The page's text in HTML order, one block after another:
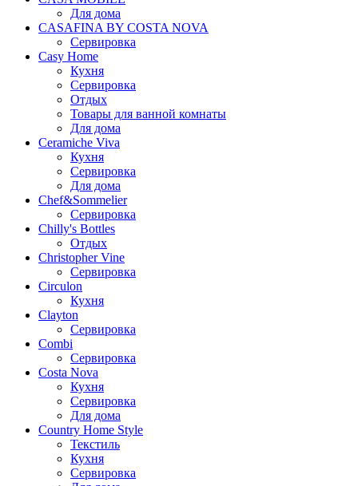
Для дома
CASAFINA BY COSTA NOVA
Сервировка
Casy Home
Кухня
Сервировка
Отдых
Товары для ванной комнаты
Для дома
Ceramiche Viva
Кухня
Сервировка
Для дома
Chef&Sommelier
Сервировка
Chilly's Bottles
Отдых
Christopher Vine
Сервировка
Circulon
Кухня
Clayton
Сервировка
Combi
Сервировка
Costa Nova
Кухня
Сервировка
Для дома
Country Home Style
Текстиль
Кухня
Сервировка